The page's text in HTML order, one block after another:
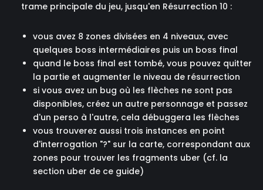
trame principale du jeu, jusqu'en Résurrection 10 :
vous avez 8 zones divisées en 4 niveaux, avec
quelques boss intermédiaires puis un boss final
quand le boss final est tombé, vous pouvez quitter
la partie et augmenter le niveau de résurrection
si vous avez un bug où les flèches ne sont pas
disponibles, créez un autre personnage et passez
d'un perso à l'autre, cela débuggera les flèches
vous trouverez aussi trois instances en point
d'interrogation "?" sur la carte, correspondant aux
zones pour trouver les fragments uber (cf. la
section uber de ce guide)